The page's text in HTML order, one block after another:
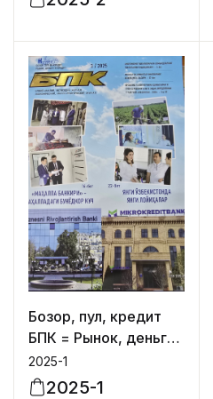
Review of law
Бозор, пул, кредит
БПК = Рынок, деньги
и кредит
2025-1
2025-1